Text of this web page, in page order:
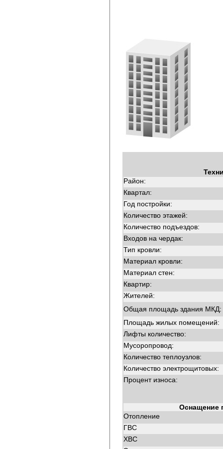
Район:
Квартал:
Год постройки:
Количество этажей:
Количество подъездов:
Входов на чердак:
Тип кровли:
Материал кровли:
Материал стен:
Квартир:
Жителей:
Общая площадь здания МКД:
Площадь жилых помещений:
Лифты количество:
Мусоропровод:
Количество теплоузлов:
Количество электрощитовых:
Процент износа:
Оснащение
Отопление
ГВС
ХВС